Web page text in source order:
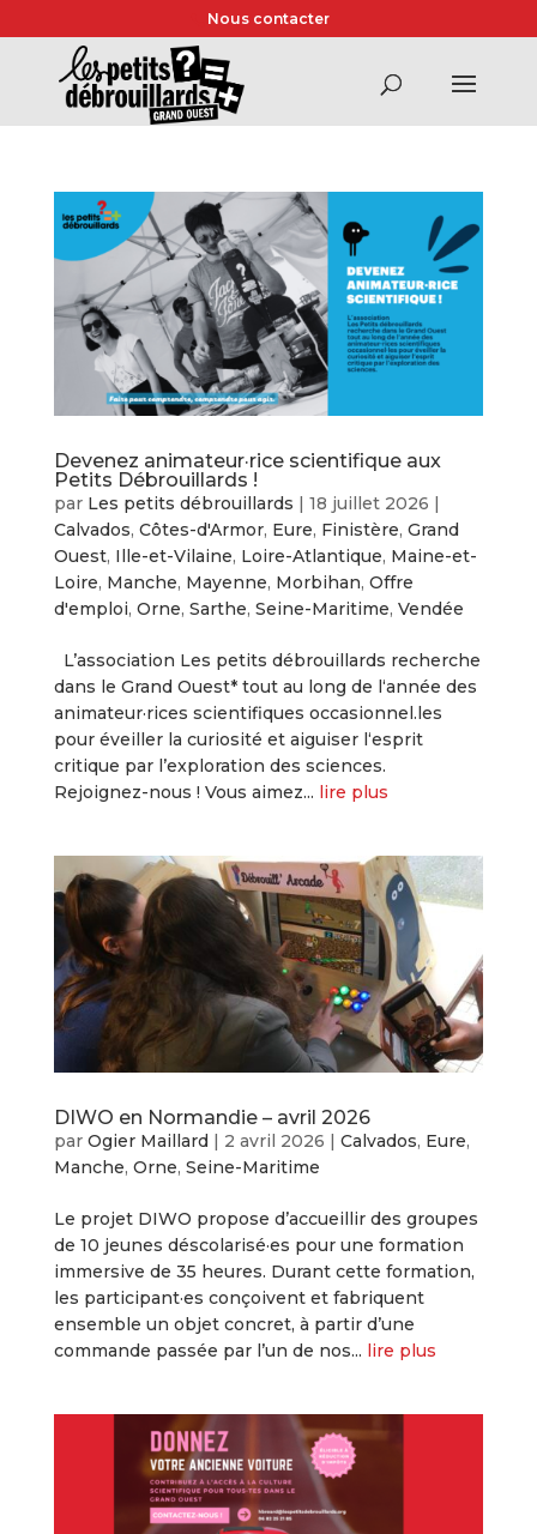
Nous contacter
Devenez animateur·rice scientifique aux
Petits Débrouillards !
par Les petits débrouillards | 18 juillet 2026 |
Calvados, Côtes-d'Armor, Eure, Finistère, Grand
Ouest, Ille-et-Vilaine, Loire-Atlantique, Maine-et-
Loire, Manche, Mayenne, Morbihan, Offre
d'emploi, Orne, Sarthe, Seine-Maritime, Vendée
L’association Les petits débrouillards recherche
dans le Grand Ouest* tout au long de l‘année des
animateur·rices scientifiques occasionnel.les
pour éveiller la curiosité et aiguiser l‘esprit
critique par l’exploration des sciences.
Rejoignez-nous ! Vous aimez... lire plus
DIWO en Normandie – avril 2026
par Ogier Maillard| 2 avril 2026 | Calvados, Eure,
Manche, Orne, Seine-Maritime
Le projet DIWO propose d’accueillir des groupes
de 10 jeunes déscolarisé·es pour une formation
immersive de 35 heures. Durant cette formation,
les participant·es conçoivent et fabriquent
ensemble un objet concret, à partir d’une
commande passée par l’un de nos... lire plus